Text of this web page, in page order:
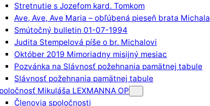
Stretnutie s Jozefom kard. Tomkom
Ave, Ave, Ave Maria – obľúbená pieseň brata Michala
Smútočný bulletin 01-07-1994
Judita Stempelová píše o br. Michalovi
Október 2019 Mimoriadny misijný mesiac
Pozvánka na Slávnosť požehnania pamätnej tabule
Slávnosť požehnania pamätnej tabule
Mikuláša LEXMANNA OP
Členovia spoločnosti